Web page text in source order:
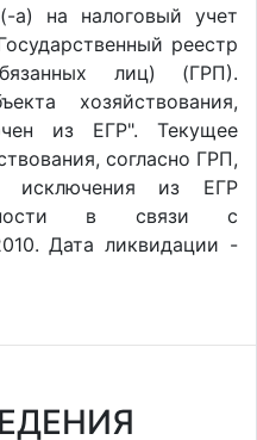
a) на налоговый учет
реестр
лиц) (ГРП).
хозяйствования,
из ЕГР". Текущее
согласно ГРП,
исключения из ЕГР
в связи с
Дата ликвидации -